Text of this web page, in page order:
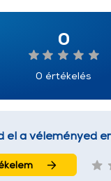
0
0 értékelés
el a véleményed